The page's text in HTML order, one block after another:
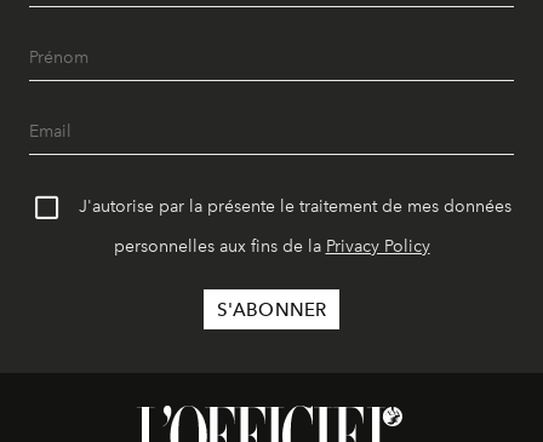
J'autorise par la présente le traitement de mes données
personnelles aux fins de la Privacy Policy